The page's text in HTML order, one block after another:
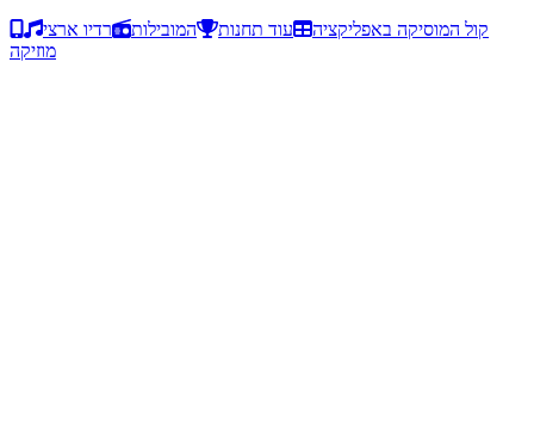
קול המוסיקה באפליקציה
עוד תחנות המובילות
רדיו ארצי
מוזיקה